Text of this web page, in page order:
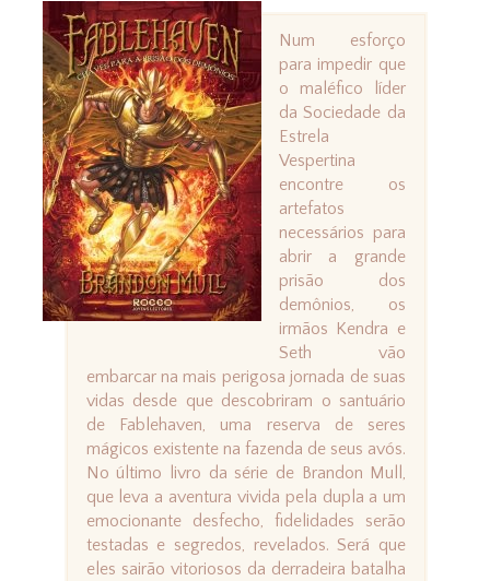
Num esforço
para impedir que
o maléfico líder
da Sociedade da
Estrela
Vespertina
encontre os
artefatos
necessários para
abrir a grande
prisão dos
demônios, os
irmãos Kendra e
Seth vão
embarcar na mais perigosa jornada de suas
vidas desde que descobriram o santuário
de Fablehaven, uma reserva de seres
mágicos existente na fazenda de seus avós.
No último livro da série de Brandon Mull,
que leva a aventura vivida pela dupla a um
emocionante desfecho, fidelidades serão
testadas e segredos, revelados. Será que
eles sairão vitoriosos da derradeira batalha